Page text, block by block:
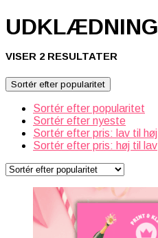
UDKLÆDNING
VISER 2 RESULTATER
Sortér efter popularitet
Sortér efter popularitet
Sortér efter nyeste
Sortér efter pris: lav til høj
Sortér efter pris: høj til lav